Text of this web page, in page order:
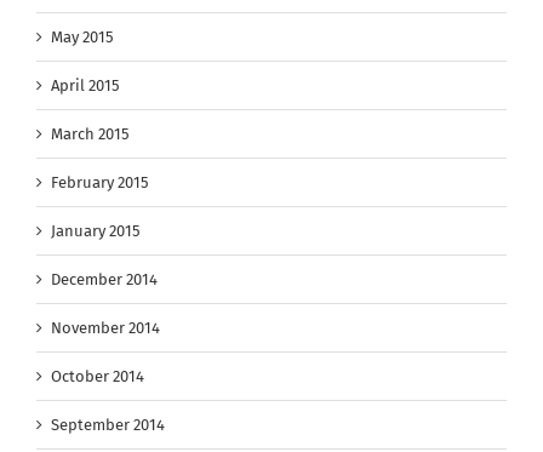
May 2015
April 2015
March 2015
February 2015
January 2015
December 2014
November 2014
October 2014
September 2014